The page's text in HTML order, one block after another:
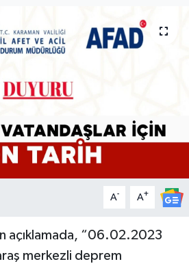
A- A+
açıklamada, “06.02.2023
merkezli deprem